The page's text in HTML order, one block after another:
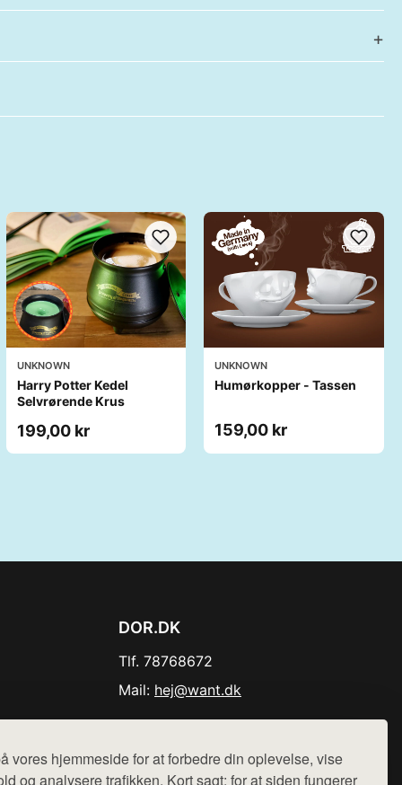
vores hjemmeside for at forbedre din oplevelse, vise
og analysere trafikken. Kort sagt: for at siden fungerer
UNKNOWN
Harry Potter Kedel
Selvrørende Krus
199,00 kr
UNKNOWN
Humørkopper - Tassen
159,00 kr
DOR.DK
Tlf. 78768672
Mail: hej@want.dk